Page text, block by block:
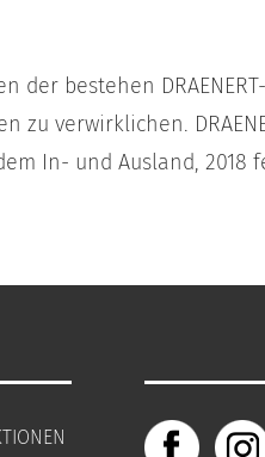
der bestehen DRAENERT-
zu verwirklichen.
In- und Ausland, 2018